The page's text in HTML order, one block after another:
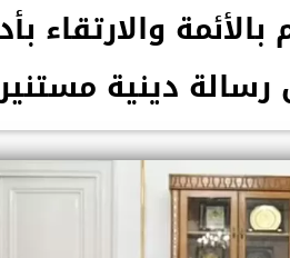
والارتقاء
دينية